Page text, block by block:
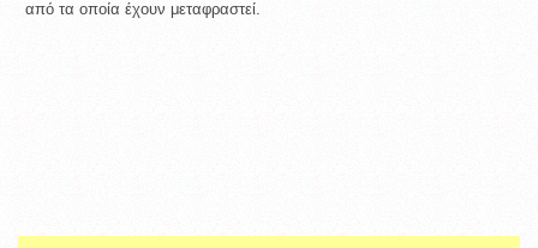
από τα οποία έχουν μεταφραστεί.